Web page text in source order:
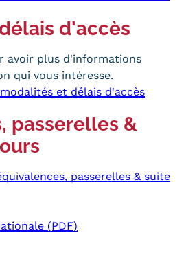
au Cnam
Cnam
salons, forums,
d'accès
avoir plus d'informations
qui vous intéresse.
et délais d'accès
passerelles &
passerelles & suite
(PDF)